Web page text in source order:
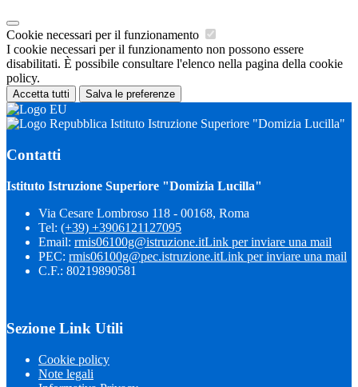
Cookie necessari per il funzionamento
I cookie necessari per il funzionamento non possono essere
disabilitati. È possibile consultare l'elenco nella pagina della cookie
policy.
Accetta tutti Salva le preferenze
Istituto Istruzione Superiore "Domizia Lucilla"
Contatti
Istituto Istruzione Superiore "Domizia Lucilla"
Via Cesare Lombroso 118 - 00168, Roma
Tel: (+39) +3906121127095
Email: rmis06100g@istruzione.itLink per inviare una mail
PEC: rmis06100g@pec.istruzione.itLink per inviare una mail
C.F.: 80219890581
Sezione Link Utili
Cookie policy
Note legali